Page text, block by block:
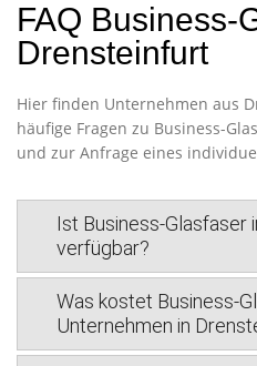
FAQ Business-
Drensteinfurt
Hier finden Unternehmen aus
häufige Fragen zu Business-
und zur Anfrage eines
Ist Business-Glasfaser
verfügbar?
Was kostet Business-
Unternehmen in